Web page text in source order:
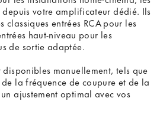
votre amplificateur dédié. Ils
classiques entrées RCA pour les
haut-niveau pour les
de sortie adaptée.
manuellement, tels que
la fréquence de coupure et de la
ajustement optimal avec vos